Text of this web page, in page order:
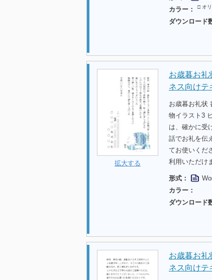
カラー：
□ オ
ダウンロード
拡大する
お歳暮お礼
ネス向けテ
お歳暮お礼状
物イラスト3
は、確かに受
話でお礼を伝
てお使いくだ
利用いただけ
形式：
カラー：
ダウンロード
お歳暮お礼
ネス向けテ